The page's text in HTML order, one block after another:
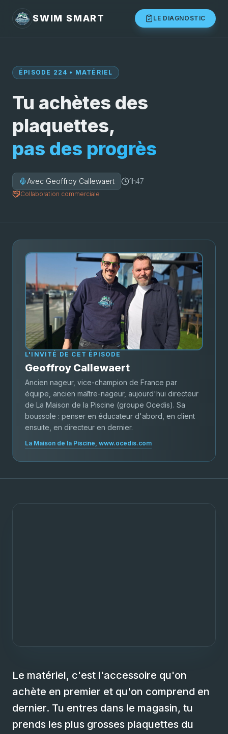
SWIM SMART LE DIAGNOSTIC
ÉPISODE 224 • MATÉRIEL
Tu achètes des
plaquettes,
pas des progrès
Avec Geoffroy Callewaert 1h47
Collaboration commerciale
L'INVITÉ DE CET ÉPISODE
Geoffroy Callewaert
Ancien nageur, vice-champion de France par
équipe, ancien maître-nageur, aujourd'hui directeur
de La Maison de la Piscine (groupe Ocedis). Sa
boussole : penser en éducateur d'abord, en client
ensuite, en directeur en dernier.
La Maison de la Piscine, www.ocedis.com
Le matériel, c'est l'accessoire qu'on
achète en premier et qu'on comprend en
dernier. Tu entres dans le magasin, tu
prends les plus grosses plaquettes du